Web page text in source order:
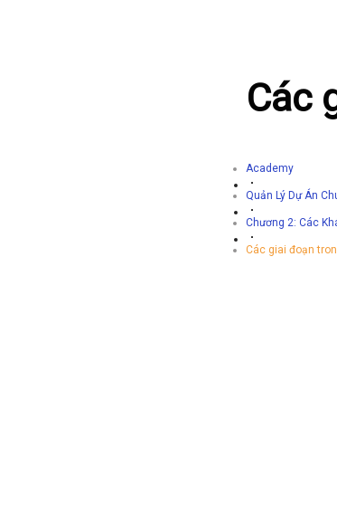
Các
Academy
Quản Lý Dự Án
Chương 2: Các
Các giai đoạn